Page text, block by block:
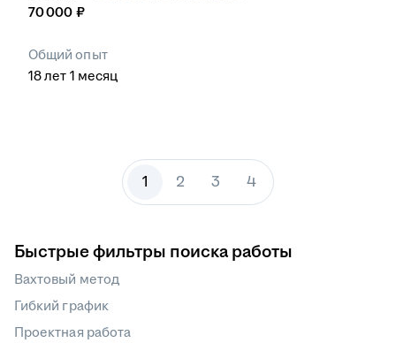
70 000 ₽
Общий опыт
18лет 1 месяц
1 2 3 4
Быстрые фильтры поиска работы
Вахтовый метод
Гибкий график
Проектная работа